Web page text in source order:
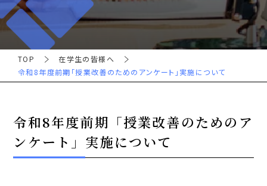
TOP
在学生の皆様へ
令和8年度前期「授業改善のためのアンケート」実施について
令和8年度前期「授業改善のためのア
ンケート」実施について